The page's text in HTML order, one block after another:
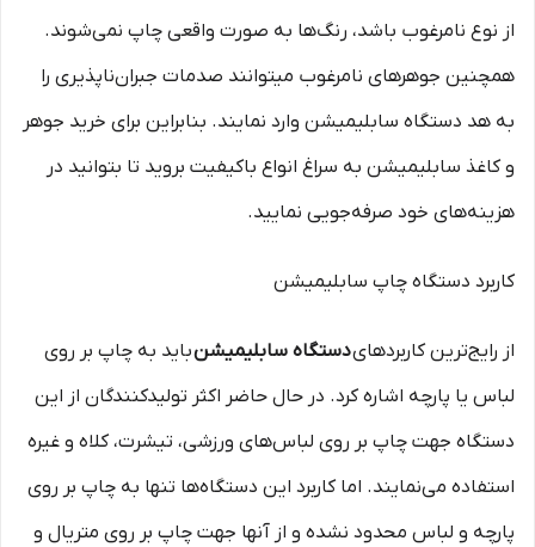
از نوع نامرغوب باشد، رنگ‌ها به صورت واقعی چاپ نمی‌شوند.
همچنین جوهرهای نامرغوب میتوانند صدمات جبران‌ناپذیری را
به هد دستگاه سابلیمیشن وارد نمایند. بنابراین برای خرید جوهر
و کاغذ سابلیمیشن به سراغ انواع باکیفیت بروید تا بتوانید در
هزینه‌های خود صرفه‌جویی نمایید.
کاربرد دستگاه چاپ سابلیمیشن
از رایج‌ترین کاربردهایدستگاه سابلیمیشنباید به چاپ بر روی
لباس یا پارچه اشاره کرد. در حال حاضر اکثر تولیدکنندگان از این
دستگاه جهت چاپ بر روی لباس‌های ورزشی، تیشرت، کلاه و غیره
استفاده می‌نمایند. اما کاربرد این دستگاه‌ها تنها به چاپ بر روی
پارچه و لباس محدود نشده و از آنها جهت چاپ بر روی متریال و